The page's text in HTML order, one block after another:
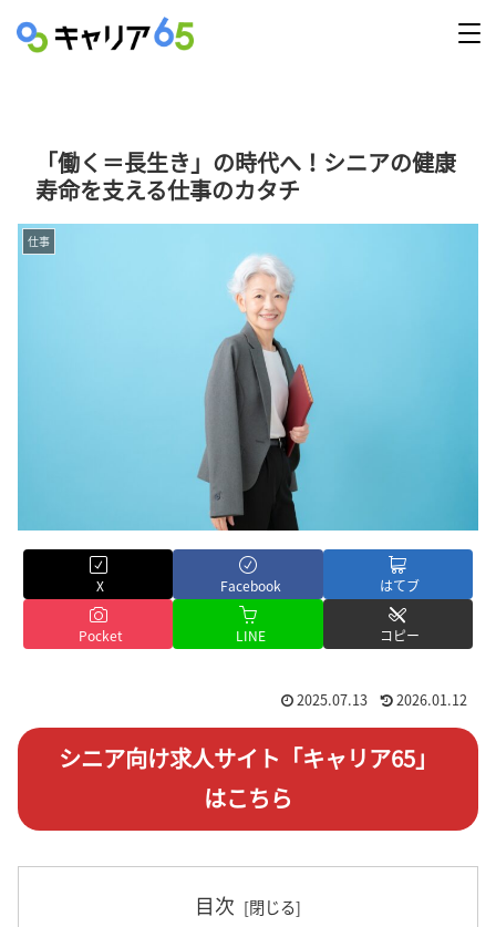
「働く＝長生き」の時代へ！シニアの健康
寿命を支える仕事のカタチ
仕事
X Facebook はてブ
Pocket LINE コピー
2025.07.13 2026.01.12
シニア向け求人サイト「キャリア65」
はこちら
目次